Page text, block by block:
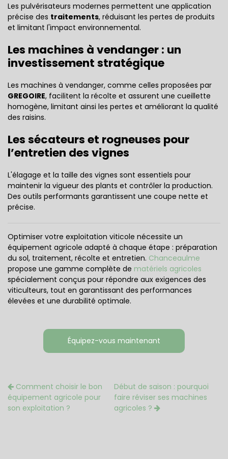
Les pulvérisateurs modernes permettent une application
précise des traitements, réduisant les pertes de produits
et limitant l'impact environnemental.
Les machines à vendanger : un
investissement stratégique
Les machines à vendanger, comme celles proposées par
GREGOIRE, facilitent la récolte et assurent une cueillette
homogène, limitant ainsi les pertes et améliorant la qualité
des raisins.
Les sécateurs et rogneuses pour
l’entretien des vignes
L'élagage et la taille des vignes sont essentiels pour
maintenir la vigueur des plants et contrôler la production.
Des outils performants garantissent une coupe nette et
précise.
Optimiser votre exploitation viticole nécessite un
équipement agricole adapté à chaque étape : préparation
du sol, traitement, récolte et entretien. Chanceaulme
propose une gamme complète de matériels agricoles
spécialement conçus pour répondre aux exigences des
viticulteurs, tout en garantissant des performances
élevées et une durabilité optimale.
Équipez-vous maintenant
Comment choisir le bon
équipement agricole pour
son exploitation ?
Début de saison : pourquoi
faire réviser ses machines
agricoles ?